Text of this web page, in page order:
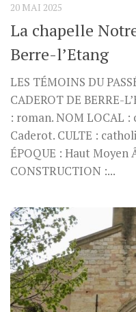
20 MAI 2025
La chapelle
Berre-l’Etang
LES TÉMOINS DU
CADEROT DE BERRE-
: roman. NOM LOCAL
Caderot. CULTE :
ÉPOQUE : Haut Moyen
CONSTRUCTION :...